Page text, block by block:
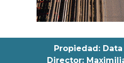
Propiedad:
Director: